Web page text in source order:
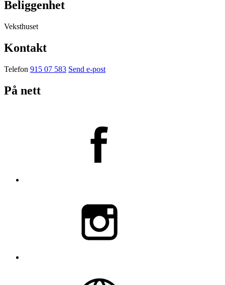
Beliggenhet
Veksthuset
Kontakt
Telefon 915 07 583 Send e-post
På nett